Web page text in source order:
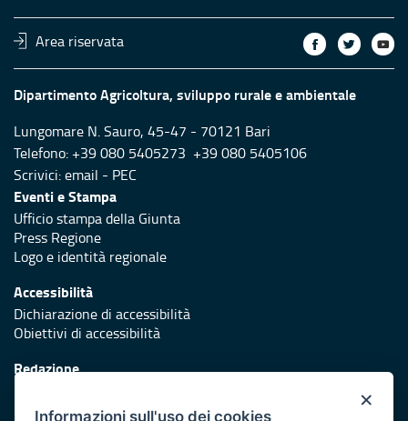
Area riservata
Dipartimento Agricoltura, sviluppo rurale e ambientale
Lungomare N. Sauro, 45-47 - 70121 Bari
Telefono: +39 080 5405273 +39 080 5405106
Scrivici:email - PEC
Eventi e Stampa
Ufficio stampa della Giunta
Press Regione
Logo e identità regionale
Accessibilità
Dichiarazione di accessibilità
Obiettivi di accessibilità
Redazione
×
Informazioni sull'uso dei cookies